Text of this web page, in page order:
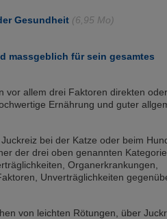
Gesundheit (6,95 Mo)
massgeblich für sein gesamtes
vor allem drei Faktoren direkten oder
Ernährung und guter
bei der Katze oder beim
der drei oben genannten
Organerkrankungen,
Unverträglichkeiten
von leichten Rötungen, über